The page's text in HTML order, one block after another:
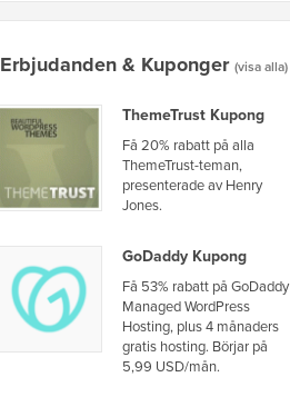
Erbjudanden & Kuponger (visa alla)
ThemeTrust Kupong
Få 20% rabatt på alla
ThemeTrust-teman,
presenterade av Henry
Jones.
GoDaddy Kupong
Få 53% rabatt på GoDaddy
Managed WordPress
Hosting, plus 4 månaders
gratis hosting. Börjar på
5,99 USD/mån.